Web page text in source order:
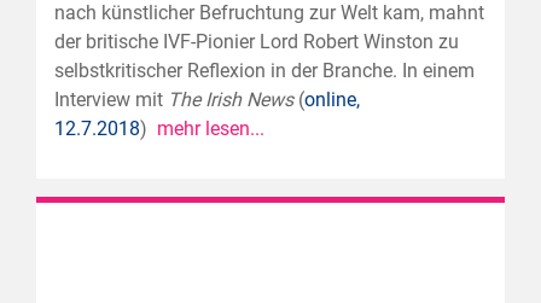
nach künstlicher Befruchtung zur Welt kam, mahnt
der britische IVF-Pionier Lord Robert Winston zu
selbstkritischer Reflexion in der Branche. In einem
Interview mit The Irish News(online,
12.7.2018) mehr lesen...